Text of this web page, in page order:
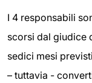
I 4 responsabili
scorsi dal giudice
sedici mesi
– tuttavia -